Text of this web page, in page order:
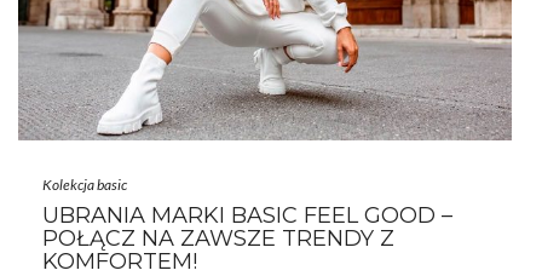
Kolekcja basic
UBRANIA MARKI BASIC FEEL GOOD –
POŁĄCZ NA ZAWSZE TRENDY Z
KOMFORTEM!